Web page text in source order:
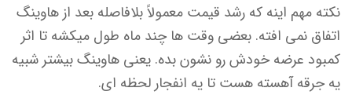
نکته مهم اینه که رشد قیمت معمولاً بلافاصله بعد از هاوینگ
اتفاق نمی افته. بعضی وقت ها چند ماه طول میکشه تا اثر
کمبود عرضه خودش رو نشون بده. یعنی هاوینگ بیشتر شبیه
یه جرقه آهسته هست تا یه انفجار لحظه ای.